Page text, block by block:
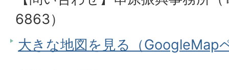
6863）
大きな地図を見る（GoogleMap